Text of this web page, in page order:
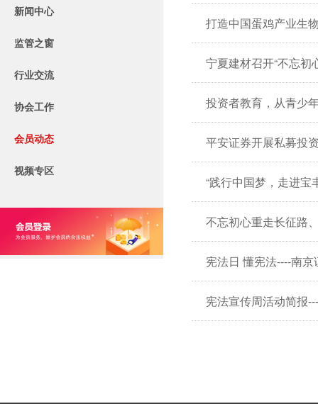
新闻中心
监管之窗
行业交流
协会工作
会员动态
视频专区
宁夏建材召开“不忘初
投资者教育，从青少
平安证券开展私募投
宪法宣传周活动简报